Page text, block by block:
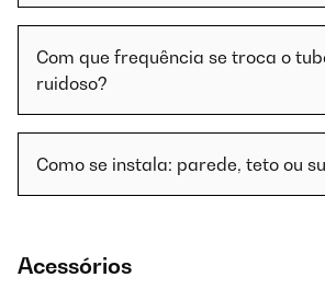
Com que frequência se troca o
ruidoso?
Como se instala: parede, teto ou
Acessórios